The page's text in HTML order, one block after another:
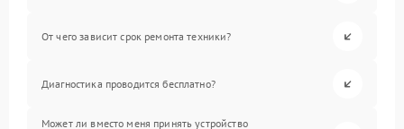
От чего зависит срок ремонта техники?
Диагностика проводится бесплатно?
Может ли вместо меня принять устройство